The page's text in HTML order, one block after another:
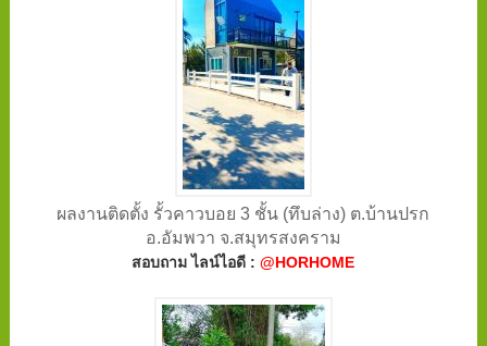
ผลงานติดตั้ง รั้วคาวบอย 3 ชั้น (ทึบล่าง) ต.บ้านปรก
อ.อัมพวา จ.สมุทรสงคราม
สอบถาม ไลน์ไอดี :@HORHOME